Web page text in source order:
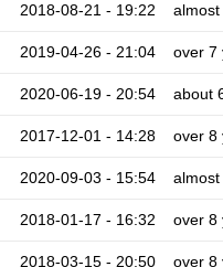
2018-08-21 - 19:22
2019-04-26 - 21:04 over 7
2020-06-19 - 20:54 about
2017-12-01 - 14:28 over 8
2020-09-03 - 15:54
2018-01-17 - 16:32 over 8
2018-03-15 - 20:50 over 8